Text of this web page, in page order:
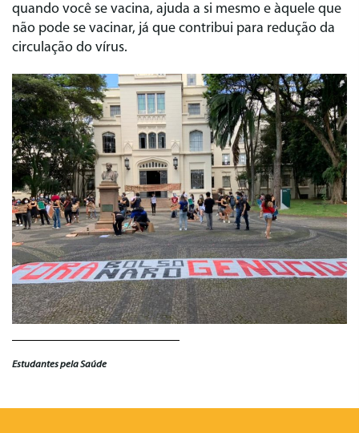
quando você se vacina, ajuda a si mesmo e àquele que
não pode se vacinar, já que contribui para redução da
circulação do vírus.
Estudantes pela Saúde